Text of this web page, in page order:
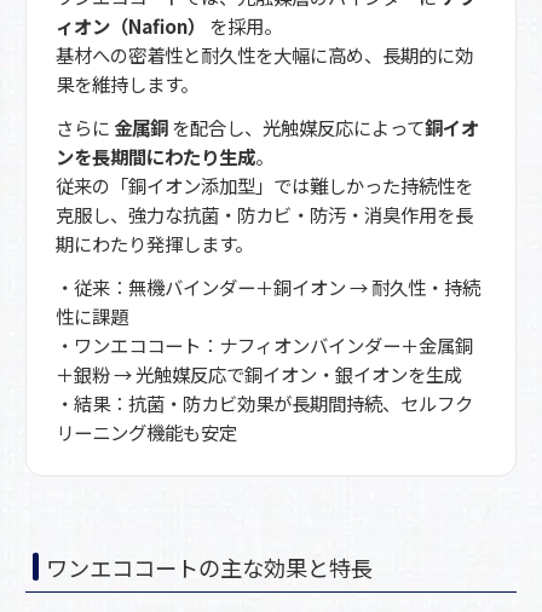
ィオン（Nafion）
を採用。
基材への密着性と耐久性を大幅に高め、長期的に効
果を維持します。
さらに 金属銅 を配合し、光触媒反応によって銅イオ
ンを長期間にわたり生成。
従来の「銅イオン添加型」では難しかった持続性を
克服し、強力な抗菌・防カビ・防汚・消臭作用を長
期にわたり発揮します。
・従来：無機バインダー＋銅イオン → 耐久性・持続
性に課題
・ワンエココート：ナフィオンバインダー＋金属銅
＋銀粉 → 光触媒反応で銅イオン・銀イオンを生成
・結果：抗菌・防カビ効果が長期間持続、セルフク
リーニング機能も安定
ワンエココートの主な効果と特長